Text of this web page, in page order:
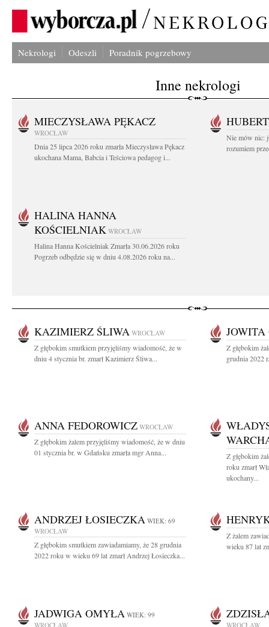
Nekrologi Odeszli Poradnik pogrzebowy
Inne nekrologi
MIECZYSŁAWA PĘKACZ
WROCŁAW
Dnia 25 lipca 2026 roku zmarła Mieczysława Pękacz
ukochana Mama, Babcia i Teściowa pedagog i...
Nie mów nic:
rozumiem
HALINA HANNA
KOŚCIELNIAK WROCŁAW
Halina Hanna Kościelniak Zmarła 30.06.2026 roku
Pogrzeb odbędzie się w dniu 4.08.2026 roku na...
KAZIMIERZ ŚLIWA WROCŁAW
Z głębokim smutkiem przyjęliśmy wiadomość, że w
dniu 4 stycznia br. zmarł Kazimierz Śliwa...
JOWITA
Z głębokim
grudnia 2022
ANNA FEDOROWICZ WROCŁAW
Z głębokim żalem przyjęliśmy wiadomość, że w dniu
01 stycznia br. w Gdańsku zmarła mgr Anna...
Z głębokim
roku zmarł
ukochany...
ANDRZEJ ŁOSIECZKA WIEK: 69
WROCŁAW
Z głębokim smutkiem zawiadamiamy, że 28 grudnia
2022 roku w wieku 69 lat zmarł Andrzej Łosieczka...
Z żalem
wieku 87 lat
JADWIGA OMYŁA WIEK: 99
WROCŁAW
WROCŁAW